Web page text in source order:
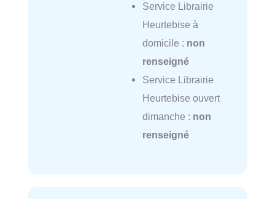
Service Librairie
Heurtebise à
domicile : non
renseigné
Service Librairie
Heurtebise ouvert
dimanche : non
renseigné